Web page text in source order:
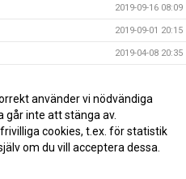
2019-09-16 08:09
2019-09-01 20:15
2019-04-08 20:35
2018-11-29 08:54
2018-11-08 19:35
använder vi nödvändiga
går inte att stänga av.
cookies, t.ex. för statistik
om du vill acceptera dessa.